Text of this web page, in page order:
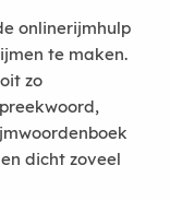
onlinerijmhulp
te maken.
zo
dicht zoveel